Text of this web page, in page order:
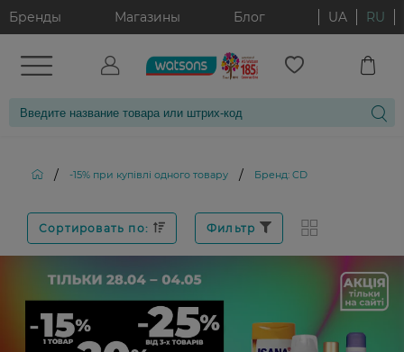
Бренды Магазины Блог UA RU
/ -15% при купівлі одного товару / Бренд: CD
Сортировать по: Фильтр